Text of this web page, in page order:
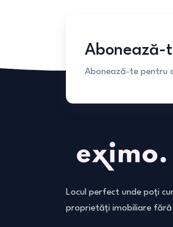
Abonează-
Abonează-te pentru
Locul perfect unde poți
proprietăți imobiliare fără